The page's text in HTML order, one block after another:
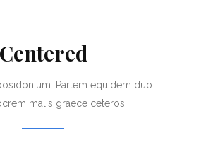
Centered
Partem equidem duo
malis graece ceteros.